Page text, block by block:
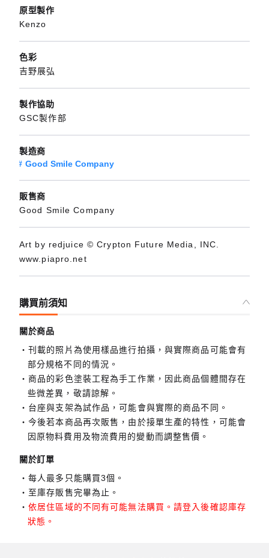
原型製作
Kenzo
色彩
吉野展弘
製作協助
GSC製作部
製造商
Good Smile Company
販售商
Good Smile Company
Art by redjuice © Crypton Future Media, INC.
www.piapro.net
購買前須知
關於商品
刊載的照片為使用樣品進行拍攝，與實際商品可能會有
部分規格不同的情況。
商品的彩色塗裝工程為手工作業，因此商品個體間存在
些微差異，敬請諒解。
台座與支架為試作品，可能會與實際的商品不同。
今後若本商品再次販售，由於接單生產的特性，可能會
因原物料費用及物流費用的變動而調整售價。
關於訂單
每人最多只能購買3個。
至庫存販售完畢為止。
依居住區域的不同有可能無法購買。請登入後確認庫存
狀態。